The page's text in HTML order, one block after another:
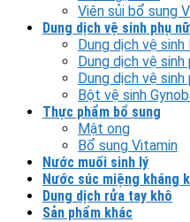
Viên sủi bổ sung
Dung dịch vệ sinh phụ nữ
Dung dịch vệ
Dung dịch vệ sinh
Dung dịch vệ
Bột vệ sinh
Thực phẩm bổ sung
Mật ong
Bổ sung Vitamin
Nước muối sinh lý
Nước súc miệng kháng
Dung dịch rửa tay khô
Sản phẩm khác